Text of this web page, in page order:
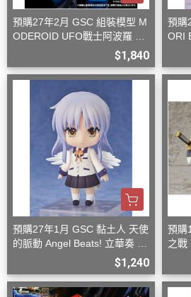
預購27年2月 GSC 組裝模型 M
ODEROID UFO戰士阿波羅 大
$1,840
預購
ORI
預購27年1月 GSC 黏土人 天使
的脈動 Angel Beats! 立華奏 再
$1,240
預購
之戰